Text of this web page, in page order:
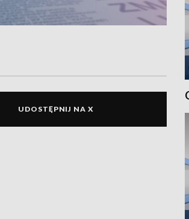
UDOSTĘPNIJ NA X